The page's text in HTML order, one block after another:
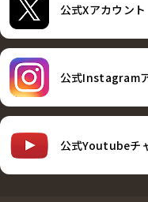
公式Xアカウン
公式Instagram
公式Youtubeチ